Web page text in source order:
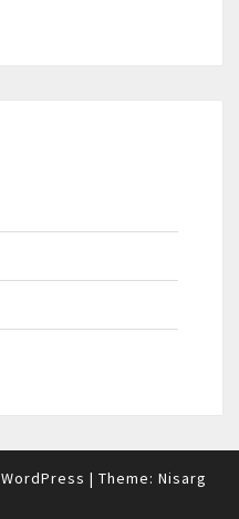
WordPress | Theme: Nisarg